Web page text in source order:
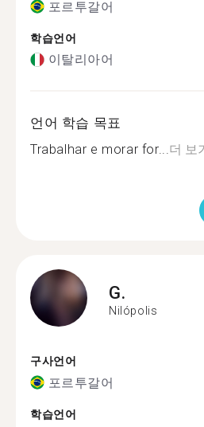
포르투갈어
학습언어
이탈리아어
언어 학습 목표
Trabalhar e morar for...더 보
G.
Nilópolis
구사언어
포르투갈어
학습언어